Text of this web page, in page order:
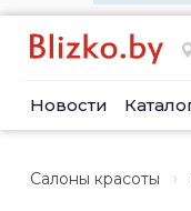
Новости
Салоны красоты